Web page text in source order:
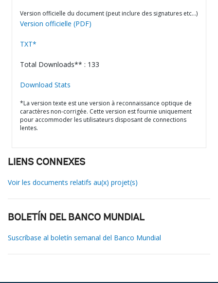
Version officielle du document (peut inclure des signatures etc…)
Version officielle (PDF)
TXT*
Total Downloads** : 133
Download Stats
*La version texte est une version à reconnaissance optique de
caractères non-corrigée. Cette version est fournie uniquement
pour accommoder les utilisateurs disposant de connections
lentes.
LIENS CONNEXES
Voir les documents relatifs au(x) projet(s)
BOLETÍN DEL BANCO MUNDIAL
Suscríbase al boletín semanal del Banco Mundial